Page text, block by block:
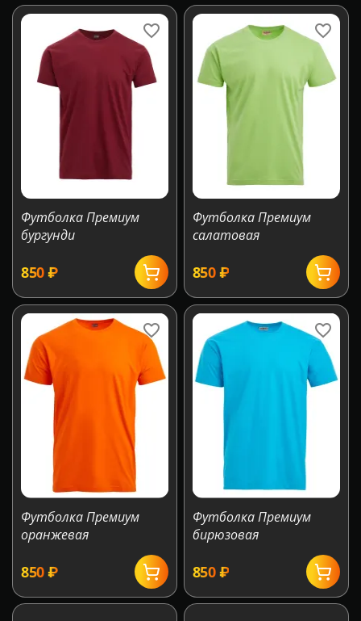
Футболка Премиум
бургунди
‍850‍₽
Футболка Премиум
салатовая
‍850‍₽
Футболка Премиум
оранжевая
‍850‍₽
Футболка Премиум
бирюзовая
‍850‍₽